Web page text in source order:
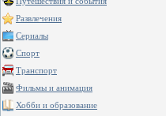
Развлечения
Сериалы
Спорт
Транспорт
Фильмы и анимация
Хобби и образование